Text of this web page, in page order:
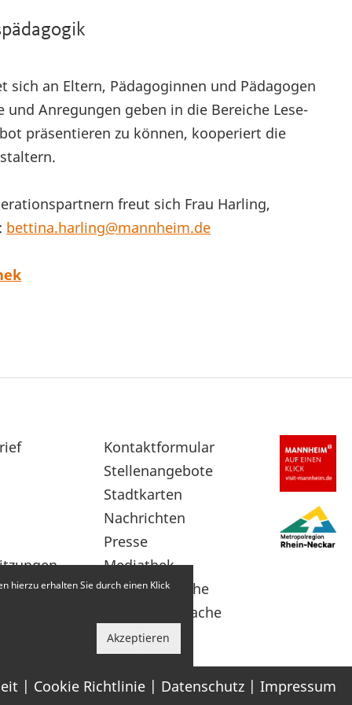
an Eltern, Pädagoginnen und Pädagogen
Anregungen geben in die Bereiche Lese-
präsentieren zu können, kooperiert die
freut sich Frau Harling,
bettina.harling@mannheim.de
Sekundärnavigation
im
Fußbereich
Kontaktformular
Stellenangebote
Stadtkarten
Nachrichten
Presse
Mediathek
Leichte Sprache
Gebärdensprache
Cookie Richtlinie Datenschutz Impressum
hierzu erhalten Sie durch einen Klick
Akzeptieren